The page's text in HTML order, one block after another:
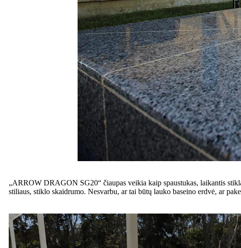
„ARROW DRAGON SG20“ čiaupas veikia kaip spaustukas, laikantis
stiliaus, stiklo skaidrumo. Nesvarbu, ar tai būtų lauko baseino erdvė, ar